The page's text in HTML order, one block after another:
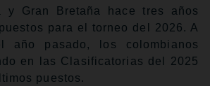
y Gran Bretaña hace tres años
para el torneo del 2026. A
año pasado, los colombianos
en las Clasificatorias del 2025
puestos.